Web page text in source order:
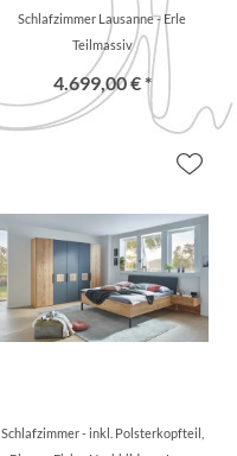
Schlafzimmer Lausanne - Erle
Teilmassiv
4.699,00 € *
Schlafzimmer - inkl. Polsterkopfteil,